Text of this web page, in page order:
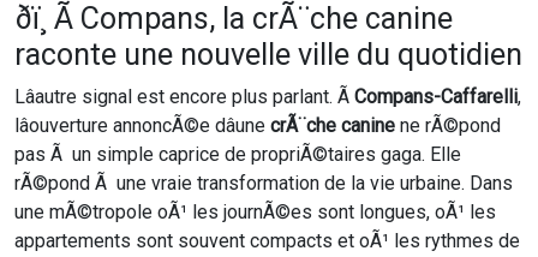
ðï¸ Ã Compans, la crÃ¨che canine
raconte une nouvelle ville du quotidien
Lâautre signal est encore plus parlant. Ã Compans-Caffarelli,
lâouverture annoncÃ©e dâune crÃ¨che canine ne rÃ©pond
pas Ã un simple caprice de propriÃ©taires gaga. Elle
rÃ©pond Ã une vraie transformation de la vie urbaine. Dans
une mÃ©tropole oÃ¹ les journÃ©es sont longues, oÃ¹ les
appartements sont souvent compacts et oÃ¹ les rythmes de